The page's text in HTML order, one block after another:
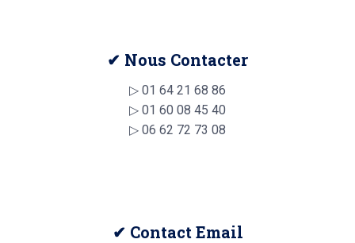
✔ Nous Contacter
▷ 01 64 21 68 86
▷ 01 60 08 45 40
▷ 06 62 72 73 08
✔ Contact Email